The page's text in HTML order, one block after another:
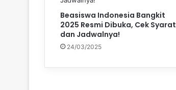
Beasiswa Indonesia Bangkit
2025 Resmi Dibuka, Cek Syarat
dan Jadwalnya!
24/03/2025